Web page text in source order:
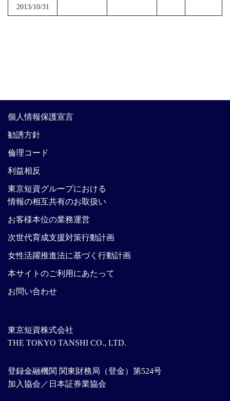
2013/10/31
東京短資株式会社
THE TOKYO TANSHI CO., LTD.
登録金融機関 関東財務局（登金）第524号
加入協会／日本証券業協会
個人情報保護宣言
勧誘方針
倫理コード
利益相反
東京短資グループにおける
情報の相互共有のお取扱い
お客様本位の業務運営
次世代育成支援対策行動計画
女性活躍推進法に基づく行動計画
本サイトのご利用にあたって
お問い合わせ